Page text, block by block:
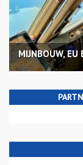
MIJNBOUW, EU